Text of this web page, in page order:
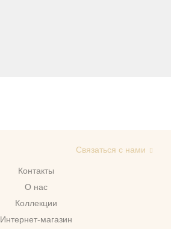
Контакты
О нас
Коллекции
Интернет-магазин
Связаться с нами